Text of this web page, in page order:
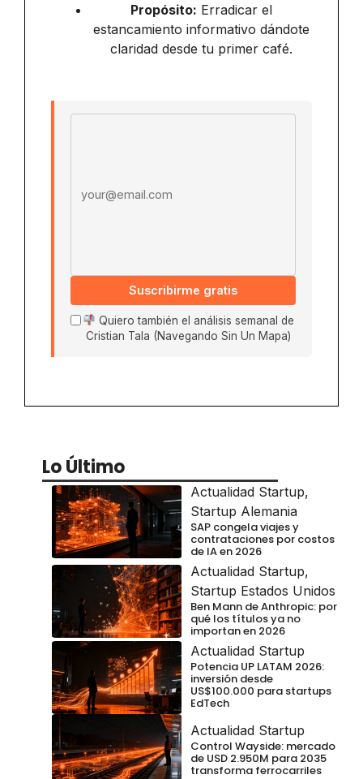
Propósito: Erradicar el
estancamiento informativo dándote
claridad desde tu primer café.
Suscribirme gratis
Quiero también el análisis semanal de
Cristian Tala (Navegando Sin Un Mapa)
Lo Último
Actualidad Startup,
Startup Alemania
SAP congela viajes y
contrataciones por costos
de IA en 2026
Actualidad Startup,
Startup Estados Unidos
Ben Mann de Anthropic: por
qué los títulos ya no
importan en 2026
Actualidad Startup
Potencia UP LATAM 2026:
inversión desde
US$100.000 para startups
EdTech
Actualidad Startup
Control Wayside: mercado
de USD 2.950M para 2035
transforma ferrocarriles